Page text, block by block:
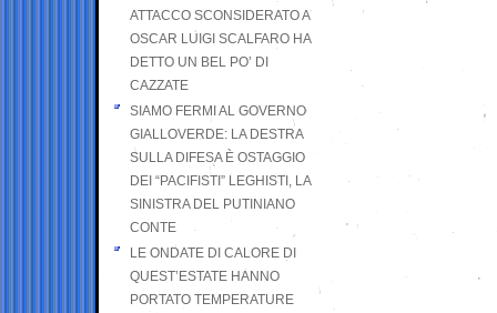
ATTACCO SCONSIDERATO A
OSCAR LUIGI SCALFARO HA
DETTO UN BEL PO’ DI
CAZZATE
SIAMO FERMI AL GOVERNO
GIALLOVERDE: LA DESTRA
SULLA DIFESA È OSTAGGIO
DEI “PACIFISTI” LEGHISTI, LA
SINISTRA DEL PUTINIANO
CONTE
LE ONDATE DI CALORE DI
QUEST’ESTATE HANNO
PORTATO TEMPERATURE